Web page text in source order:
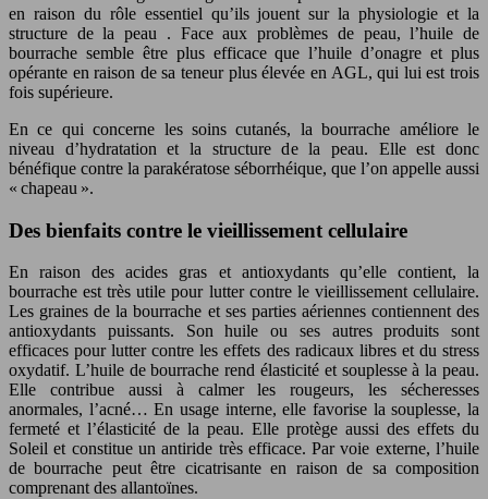
en raison du rôle essentiel qu’ils jouent sur la physiologie et la
structure de la peau . Face aux problèmes de peau, l’huile de
bourrache semble être plus efficace que l’huile d’onagre et plus
opérante en raison de sa teneur plus élevée en AGL, qui lui est trois
fois supérieure.
En ce qui concerne les soins cutanés, la bourrache améliore le
niveau d’hydratation et la structure de la peau. Elle est donc
bénéfique contre la parakératose séborrhéique, que l’on appelle aussi
« chapeau ».
Des bienfaits contre le vieillissement cellulaire
En raison des acides gras et antioxydants qu’elle contient, la
bourrache est très utile pour lutter contre le vieillissement cellulaire.
Les graines de la bourrache et ses parties aériennes contiennent des
antioxydants puissants. Son huile ou ses autres produits sont
efficaces pour lutter contre les effets des radicaux libres et du stress
oxydatif. L’huile de bourrache rend élasticité et souplesse à la peau.
Elle contribue aussi à calmer les rougeurs, les sécheresses
anormales, l’acné… En usage interne, elle favorise la souplesse, la
fermeté et l’élasticité de la peau. Elle protège aussi des effets du
Soleil et constitue un antiride très efficace. Par voie externe, l’huile
de bourrache peut être cicatrisante en raison de sa composition
comprenant des allantoïnes.